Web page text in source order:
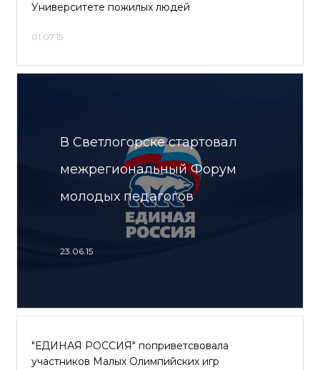
Университете пожилых людей
01.07.15
В Светлогорске стартовал
межрегиональный Форум
молодых педагогов
23.06.15
"ЕДИНАЯ РОССИЯ" поприветсвовала
участников Малых Олимпийских игр